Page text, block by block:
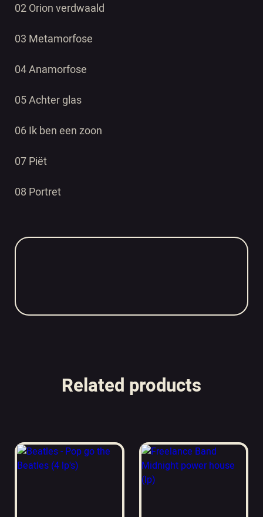
02 Orion verdwaald
03 Metamorfose
04 Anamorfose
05 Achter glas
06 Ik ben een zoon
07 Piët
08 Portret
Related products